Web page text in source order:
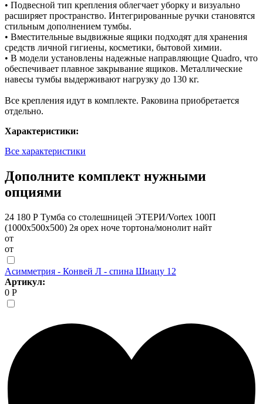
• Подвесной тип крепления облегчает уборку и визуально
расширяет пространство. Интегрированные ручки становятся
стильным дополнением тумбы.
• Вместительные выдвижные ящики подходят для хранения
средств личной гигиены, косметики, бытовой химии.
• В модели установлены надежные направляющие Quadro, что
обеспечивает плавное закрывание ящиков. Металлические
навесы тумбы выдерживают нагрузку до 130 кг.
Все крепления идут в комплекте. Раковина приобретается
отдельно.
Характеристики:
Все характеристики
Дополните комплект нужными
опциями
24 180 Р Тумба со столешницей ЭТЕРИ/Vortex 100П
(1000х500х500) 2я орех ноче тортона/монолит найт
от
от
Асимметрия - Конвей Л - спина Шиацу 12
Артикул:
0 Р